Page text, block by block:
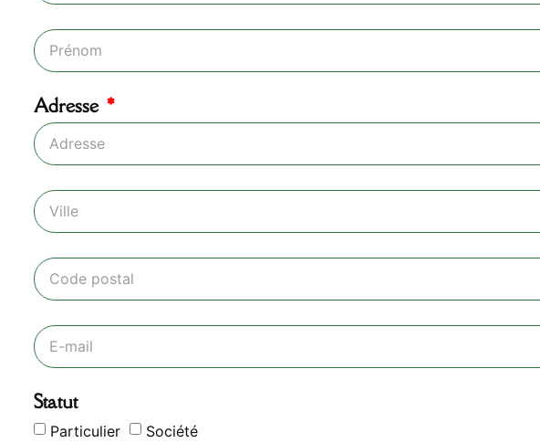
Adresse
Statut
Particulier Société